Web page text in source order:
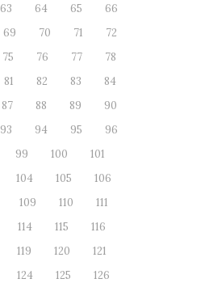
63 64 65
66
69 70 71
72
75 76 77
78
81 82 83
84
87 88 89
90
93 94 95
96
99 100
101
104 105
106
109 110
111
114 115
116
119 120
121
124 125
126